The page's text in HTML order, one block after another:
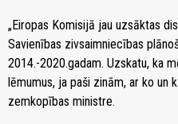
„Eiropas Komisijā jau uzsāktas
Savienības zivsaimniecības
2014.-2020.gadam. Uzskatu, ka
lēmumus, ja paši zinām, ar ko un
zemkopības ministre.